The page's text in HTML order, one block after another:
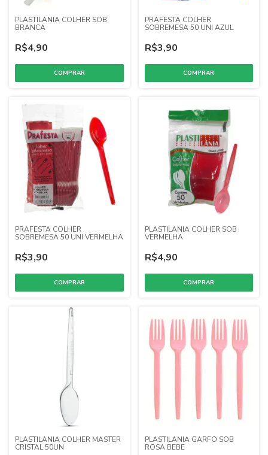
PLASTILANIA COLHER SOB
BRANCA
R$4,90
PRAFESTA COLHER
SOBREMESA 50 UNI AZUL
R$3,90
PRAFESTA COLHER
SOBREMESA 50 UNI VERMELHA
R$3,90
PLASTILANIA COLHER SOB
VERMELHA
R$4,90
PLASTILANIA COLHER MASTER
CRISTAL 50UN
PLASTILANIA GARFO SOB
ROSA BEBE